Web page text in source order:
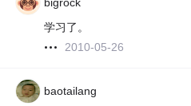
bigrock
学习了。
2010-05-26
baotailang